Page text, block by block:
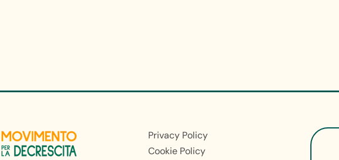
Privacy Policy
Cookie Policy